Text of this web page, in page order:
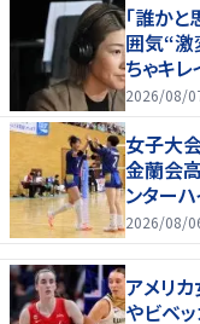
「誰か
囲気“激
ちゃキレ
2026/08/
女子大
金蘭会
ンターハ
2026/08/
アメリ
やビベ